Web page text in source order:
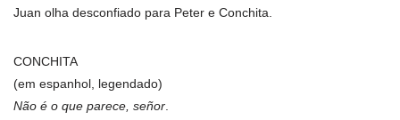
Juan olha desconfiado para Peter e Conchita.
CONCHITA
(em espanhol, legendado)
Não é o que parece, señor